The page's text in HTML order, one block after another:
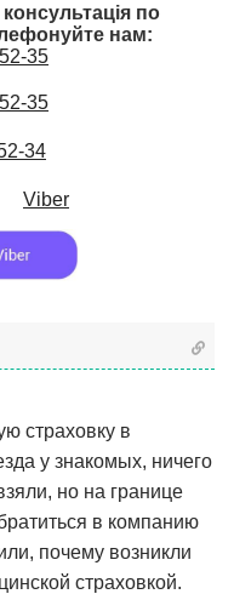
по
нам:
35
35
34
Viber
страховку в
у знакомых, ничего
но на границе
в компанию
почему возникли
страховкой.